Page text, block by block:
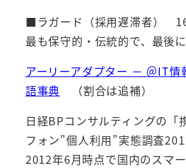
■ラガード（採用遅滞者）
最も保守的・伝統的で、最後
アーリーアダプター － ＠IT情
語事典 （割合は追補）
日経BPコンサルティングの「
フォン”個人利用”実態調査
2012年6月時点で国内のスマ